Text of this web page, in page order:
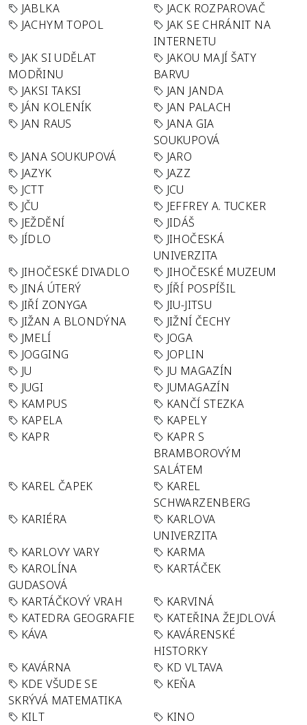
JABLKA
JACK ROZPAROVAČ
JACHYM TOPOL
JAK SE CHRÁNIT NA
INTERNETU
JAK SI UDĚLAT
MODŘINU
JAKOU MAJÍ ŠATY
BARVU
JAKSI TAKSI
JAN JANDA
JÁN KOLENÍK
JAN PALACH
JAN RAUS
JANA GIA
SOUKUPOVÁ
JANA SOUKUPOVÁ
JARO
JAZYK
JAZZ
JCTT
JCU
JČU
JEFFREY A. TUCKER
JEŽDĚNÍ
JIDÁŠ
JÍDLO
JIHOČESKÁ
UNIVERZITA
JIHOČESKÉ DIVADLO
JIHOČESKÉ MUZEUM
JINÁ ÚTERÝ
JÍŘÍ POSPÍŠIL
JIŘÍ ZONYGA
JIU-JITSU
JIŽAN A BLONDÝNA
JIŽNÍ ČECHY
JMELÍ
JOGA
JOGGING
JOPLIN
JU
JU MAGAZÍN
JUGI
JUMAGAZÍN
KAMPUS
KANČÍ STEZKA
KAPELA
KAPELY
KAPR
KAPR S
BRAMBOROVÝM
SALÁTEM
KAREL ČAPEK
KAREL
SCHWARZENBERG
KARIÉRA
KARLOVA
UNIVERZITA
KARLOVY VARY
KARMA
KAROLÍNA
GUDASOVÁ
KARTÁČEK
KARTÁČKOVÝ VRAH
KARVINÁ
KATEDRA GEOGRAFIE
KATEŘINA ŽEJDLOVÁ
KÁVA
KAVÁRENSKÉ
HISTORKY
KAVÁRNA
KD VLTAVA
KDE VŠUDE SE
SKRÝVÁ MATEMATIKA
KEŇA
KILT
KINO